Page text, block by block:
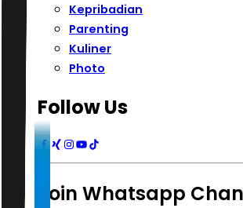
Kepribadian
Parenting
Kuliner
Photo
Follow Us
Join Whatsapp